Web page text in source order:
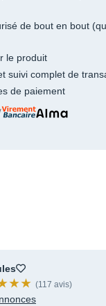
de bout en bout
le produit
suivi complet de
de paiement
(117 avis)